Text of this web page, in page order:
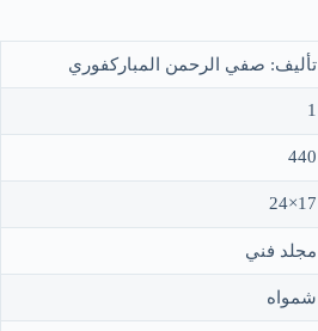
تأليف: صفي الرحمن المباركفوري
1
440
17×24
مجلد فني
شمواه